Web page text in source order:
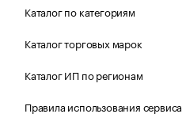
Каталог по категориям
Каталог торговых марок
Каталог ИП по регионам
Правила использования сервиса